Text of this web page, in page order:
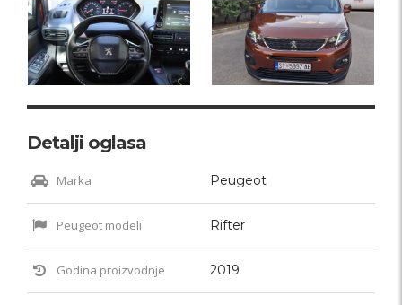
Detalji oglasa
Marka Peugeot
Peugeot modeli Rifter
Godina proizvodnje 2019